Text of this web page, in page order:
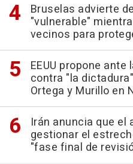
Bruselas advierte
"vulnerable"
vecinos para
EEUU propone ante
contra "la
Ortega y Murillo en
Irán anuncia que el
gestionar el
"fase final de